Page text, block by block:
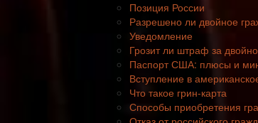
Позиция России
Разрешено ли двойное
Уведомление
Грозит ли штраф за
Паспорт США: плюсы и
Вступление в
Что такое грин-карта
Способы приобретения